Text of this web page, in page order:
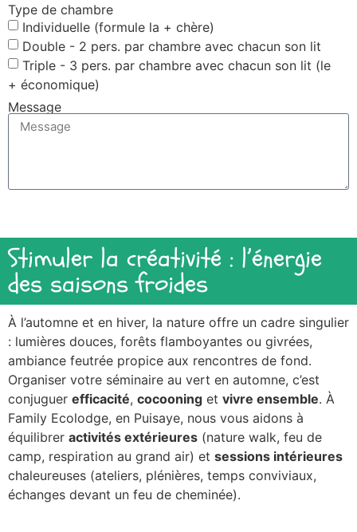
Type de chambre
Individuelle (formule la + chère)
Double - 2 pers. par chambre avec chacun son lit
Triple - 3 pers. par chambre avec chacun son lit (le
+ économique)
Message
Stimuler la créativité : l’énergie
des saisons froides
À l’automne et en hiver, la nature offre un cadre singulier
: lumières douces, forêts flamboyantes ou givrées,
ambiance feutrée propice aux rencontres de fond.
Organiser votre séminaire au vert en automne, c’est
conjuguer efficacité, cocooning et vivre ensemble. À
Family Ecolodge, en Puisaye, nous vous aidons à
équilibrer activités extérieures (nature walk, feu de
camp, respiration au grand air) et sessions intérieures
chaleureuses (ateliers, plénières, temps conviviaux,
échanges devant un feu de cheminée).